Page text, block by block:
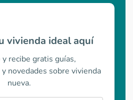
vivienda ideal aquí
recibe gratis guías,
novedades sobre vivienda
nueva.